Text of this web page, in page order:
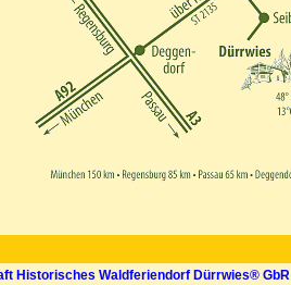
Historisches Waldferiendorf Dürrwies® GbR